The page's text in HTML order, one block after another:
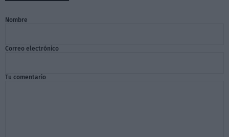
Nombre
Correo electrónico
Tu comentario